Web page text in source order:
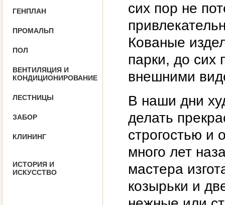
ГЕНПЛАН
ПРОМАЛЬП
ПОЛ
ВЕНТИЛЯЦИЯ И
КОНДИЦИОНИРОВАНИЕ
ЛЕСТНИЦЫ
ЗАБОР
КЛИНИНГ
ИСТОРИЯ И
ИСКУССТВО
сих пор не
Кованые
парки, до
внешними
В наши дни
делать
строгостью и
много лет
мастера
козырьки и